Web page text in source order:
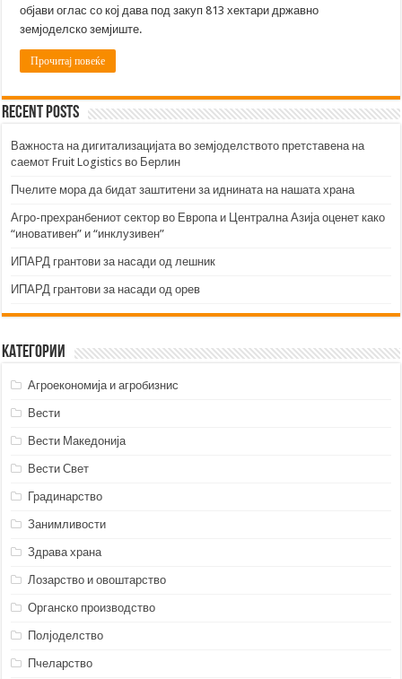
објави оглас со кој дава под закуп 813 хектари државно
земјоделско земјиште.
Прочитај повеќе
Recent Posts
Важноста на дигитализацијата во земјоделството претставена на
саемот Fruit Logistics во Берлин
Пчелите мора да бидат заштитени за иднината на нашата храна
Агро-прехранбениот сектор во Европа и Централна Азија оценет како
“иновативен” и “инклузивен”
ИПАРД грантови за насади од лешник
ИПАРД грантови за насади од орев
Категории
Агроекономија и агробизнис
Вести
Вести Македонија
Вести Свет
Градинарство
Занимливости
Здрава храна
Лозарство и овоштарство
Органско производство
Полјоделство
Пчеларство